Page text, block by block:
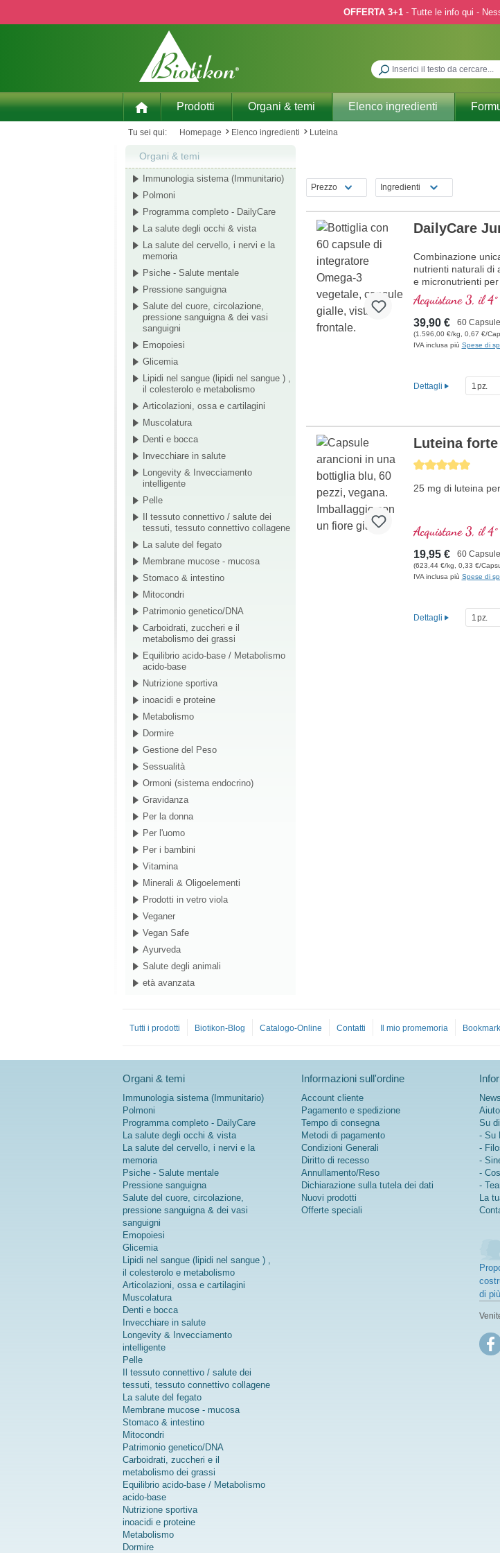
OFFERTA 3+1- Tutte le info qui -
Prodotti Organi & temi Elenco ingredienti
Tu sei qui: Homepage Elenco ingredienti Luteina
Organi & temi
Immunologia sistema (Immunitario)
Polmoni
Programma completo - DailyCare
La salute degli occhi & vista
La salute del cervello, i nervi e la
memoria
Psiche - Salute mentale
Pressione sanguigna
Salute del cuore, circolazione,
pressione sanguigna & dei vasi
sanguigni
Emopoiesi
Glicemia
Lipidi nel sangue (lipidi nel sangue ) ,
il colesterolo e metabolismo
Articolazioni, ossa e cartilagini
Muscolatura
Denti e bocca
Invecchiare in salute
Longevity & Invecciamento
intelligente
Pelle
Il tessuto connettivo / salute dei
tessuti, tessuto connettivo collagene
La salute del fegato
Membrane mucose - mucosa
Stomaco & intestino
Mitocondri
Patrimonio genetico/DNA
Carboidrati, zuccheri e il
metabolismo dei grassi
Equilibrio acido-base / Metabolismo
acido-base
Nutrizione sportiva
inoacidi e proteine
Metabolismo
Dormire
Gestione del Peso
Sessualità
Ormoni (sistema endocrino)
Gravidanza
Per la donna
Per l'uomo
Per i bambini
Vitamina
Minerali & Oligoelementi
Prodotti in vetro viola
Veganer
Vegan Safe
Ayurveda
Salute degli animali
età avanzata
Prezzo Ingredienti
DailyCare
Combinazione
nutrienti naturali di
e micronutrienti
dai 6 anni in su,
un totale di 20
essenziali per il
bambino.
Acquistane 3, il
39,90 € 60 Capsule
(1.596,00 €/kg, 0,67 €/
IVA inclusa più Spese di
Dettagli
Average rating of 5
Luteina forte
25 mg di luteina
Acquistane 3, il
19,95 € 60 Capsule
(623,44 €/kg, 0,33 €/
IVA inclusa più Spese di
Dettagli
Tutti i prodotti Biotikon-Blog Catalogo-Online Contatti Il mio promemoria
Organi & temi
Immunologia sistema (Immunitario)
Polmoni
Programma completo - DailyCare
La salute degli occhi & vista
La salute del cervello, i nervi e la
memoria
Psiche - Salute mentale
Pressione sanguigna
Salute del cuore, circolazione,
pressione sanguigna & dei vasi
sanguigni
Emopoiesi
Glicemia
Lipidi nel sangue (lipidi nel sangue ) ,
il colesterolo e metabolismo
Articolazioni, ossa e cartilagini
Muscolatura
Denti e bocca
Invecchiare in salute
Longevity & Invecciamento
intelligente
Pelle
Il tessuto connettivo / salute dei
tessuti, tessuto connettivo collagene
La salute del fegato
Membrane mucose - mucosa
Stomaco & intestino
Mitocondri
Patrimonio genetico/DNA
Carboidrati, zuccheri e il
metabolismo dei grassi
Equilibrio acido-base / Metabolismo
acido-base
Nutrizione sportiva
inoacidi e proteine
Metabolismo
Dormire
Informazioni sull'ordine
Account cliente
Pagamento e spedizione
Tempo di consegna
Metodi di pagamento
Condizioni Generali
Diritto di recesso
Annullamento/Reso
Dichiarazione sulla tutela dei dati
Nuovi prodotti
Offerte speciali
Su
- Su
-
-
-
-
La
di più